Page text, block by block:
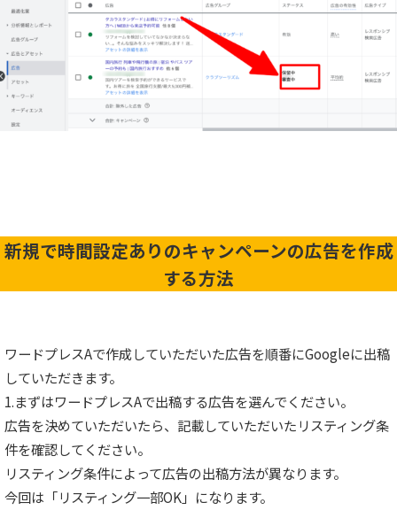
新規で時間設定ありのキャンペーンの広告を作成
する方法
ワードプレスAで作成していただいた広告を順番にGoogleに出稿
していただきます。
1.まずはワードプレスAで出稿する広告を選んでください。
広告を決めていただいたら、記載していただいたリスティング条
件を確認してください。
リスティング条件によって広告の出稿方法が異なります。
今回は「リスティング一部OK」になります。